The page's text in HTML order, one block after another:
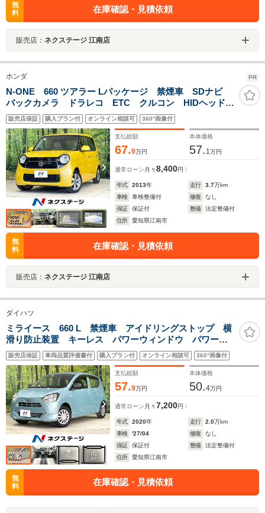
無
料
在庫確認・見積依頼
販売店： ネクステージ 江南店
ホンダ PR
N-ONE 660 ツアラー Lパッケージ 禁煙車 SDナビ
バックカメラ ドラレコ ETC クルコン HIDヘッド
オートライト オートエアコン スマートキー フルセ
グ 純正14インチアルミ パドルシフト 電動格納ミラ
ー 横滑り防止装置
販売店保証 購入プラン付 オンライン相談可 360°画像付
支払総額
67.9万円
本体価格
57. 1万円
通常ローン 月々8,400円
年式 2013年 走行 3.7万km
車検
車検整備付 修復
なし
保証
保証付 整備
法定整備付
住所
愛知県江南市
無
料
在庫確認・見積依頼
販売店： ネクステージ 江南店
ダイハツ
ミライース 660 L 禁煙車 アイドリングストップ 横
滑り防止装置 キーレス パワーウィンドウ パワース
テアリング 衝突安全ボディ
販売店保証 車両品質評価書付 購入プラン付 オンライン相談可 360°画像付
支払総額
57.9万円
本体価格
50.4万円
通常ローン 月々7,200円
年式 2020年 走行 2.0万km
車検
'27/04 修復
なし
保証
保証付 整備
法定整備付
住所
愛知県江南市
無
料
在庫確認・見積依頼